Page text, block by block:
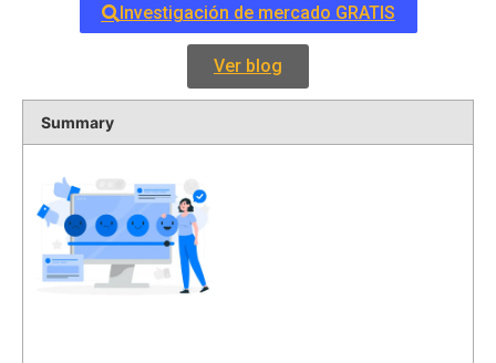
Investigación de mercado GRATIS
Ver blog
Summary